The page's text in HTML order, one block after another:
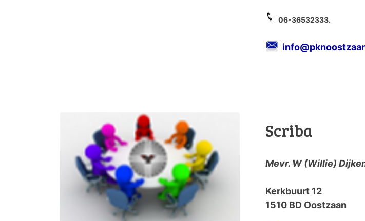
06-36532333.
Scriba
Mevr. W (Willie)
Kerkbuurt 12
1510 BD Oostzaan